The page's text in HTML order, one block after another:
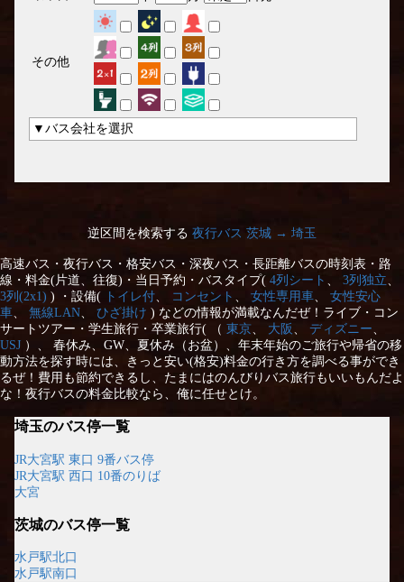
その他
▼バス会社を選択
逆区間を検索する 夜行バス 茨城 → 埼玉
高速バス・夜行バス・格安バス・深夜バス・長距離バスの時刻表・路
線・料金(片道、往復)・当日予約・バスタイプ( 4列シート 3列独立
3列(2x1) ) ・設備( トイレ付 コンセント 女性専用車
女性安心
車
無線LAN ひざ掛け ) などの情報が満載なんだぜ！ライブ・コン
サートツアー・学生旅行・卒業旅行( （ 東京 大阪 ディズニー
USJ ）、 春休み、GW、夏休み（お盆）、年末年始のご旅行や帰省の移
動方法を探す時には、きっと安い(格安)料金の行き方を調べる事ができ
るぜ！費用も節約できるし、たまにはのんびりバス旅行もいいもんだよ
な！夜行バスの料金比較なら、俺に任せとけ。
埼玉のバス停一覧
JR大宮駅 東口 9番バス停
JR大宮駅 西口 10番のりば
大宮
茨城のバス停一覧
水戸駅北口
水戸駅南口